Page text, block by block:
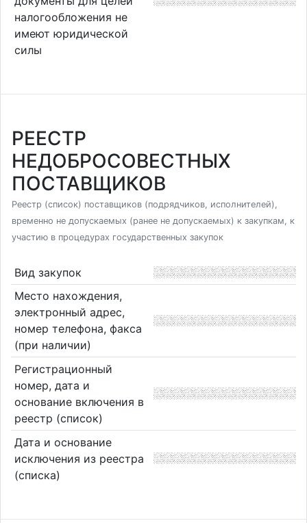
налогообложения не
имеют юридической
силы
РЕЕСТР
НЕДОБРОСОВЕСТНЫХ
ПОСТАВЩИКОВ
Реестр (список) поставщиков (подрядчиков, исполнителей),
временно не допускаемых (ранее не допускаемых) к закупкам, к
участию в процедурах государственных закупок
Вид закупок
Место нахождения,
электронный адрес,
номер телефона, факса
(при наличии)
Регистрационный
номер, дата и
основание включения в
реестр (список)
Дата и основание
исключения из реестра
(списка)